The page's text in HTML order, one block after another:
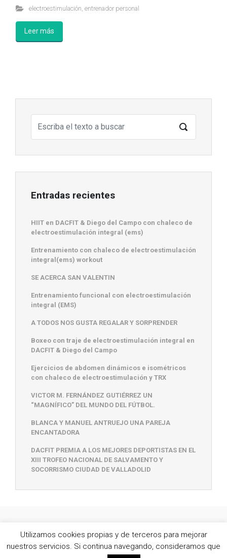
electroestimulación entrenador personal
Leer más
Entradas recientes
HIIT en DACFIT & Diego del Campo con chaleco de
electroestimulación integral (ems)
Entrenamiento con chaleco de electroestimulación
integral(ems) workout
SE ACERCA SAN VALENTIN
Entrenamiento funcional con electroestimulación
integral (EMS)
A TODOS NOS GUSTA REGALAR Y SORPRENDER
Boxeo con traje de electroestimulación integral en
DACFIT & Diego del Campo
Ejercicios de abdomen dinámicos e isométricos
con chaleco de electroestimulación y TRX
VICTOR M. FERNÁNDEZ GUTIÉRREZ UN
“MAGNÍFICO” DEL MUNDO DEL FÚTBOL.
BLANCA Y MANUEL ANTRUEJO UNA PAREJA
ENCANTADORA
DACFIT PREMIA A LOS MEJORES DEPORTISTAS EN EL
XIII TROFEO NACIONAL DE SALVAMENTO Y
SOCORRISMO CIUDAD DE VALLADOLID
Legal
Utilizamos cookies propias y de terceros para mejorar
nuestros servicios. Si continua navegando, consideramos que